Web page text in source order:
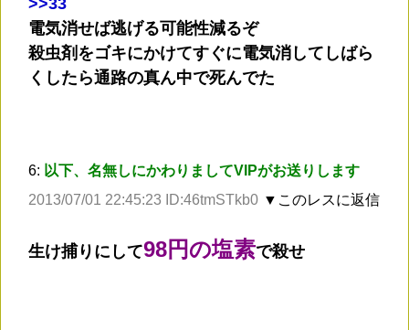
電気消せば逃げる可能性減るぞ
殺虫剤をゴキにかけてすぐに電気消してしばら
くしたら通路の真ん中で死んでた
6: 以下、名無しにかわりましてVIPがお送りします
2013/07/01 22:45:23 ID:46tmSTkb0 ▼このレスに返信
生け捕りにして98円の塩素で殺せ